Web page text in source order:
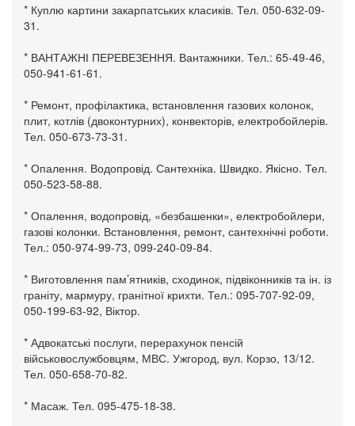
* Куплю картини закарпатських класиків. Тел. 050-632-09-
31.
* ВАНТАЖНІ ПЕРЕВЕЗЕННЯ. Вантажники. Тел.: 65-49-46,
050-941-61-61.
* Ремонт, профілактика, встановлення газових колонок,
плит, котлів (двоконтурних), конвекторів, електробойлерів.
Тел. 050-673-73-31.
* Опалення. Водопровід. Сантехніка. Швидко. Якісно. Тел.
050-523-58-88.
* Опалення, водопровід, «безбашенки», електробойлери,
газові колонки. Встановлення, ремонт, сантехнічні роботи.
Тел.: 050-974-99-73, 099-240-09-84.
* Виготовлення пам’ятників, сходинок, підвіконників та ін. із
граніту, мармуру, гранітної крихти. Тел.: 095-707-92-09,
050-199-63-92, Віктор.
* Адвокатські послуги, перерахунок пенсій
військовослужбовцям, МВС. Ужгород, вул. Корзо, 13/12.
Тел. 050-658-70-82.
* Масаж. Тел. 095-475-18-38.